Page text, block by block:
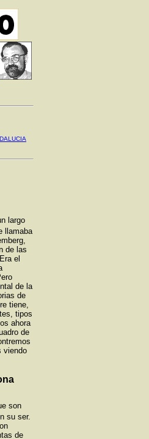
largo
llamaba
de las
el
de la
de
tiene,
tipos
ahora
de
viendo
son
su ser.
de